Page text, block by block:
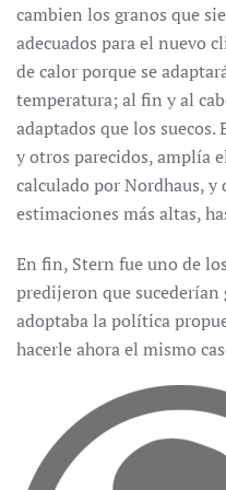
cambien los granos que
adecuados para el nuevo
de calor porque se
temperatura; al fin y al
adaptados que los suecos.
y otros parecidos, amplía
calculado por Nordhaus, y
estimaciones más altas,
En fin, Stern fue uno de
predijeron que sucederían
adoptaba la política
hacerle ahora el mismo